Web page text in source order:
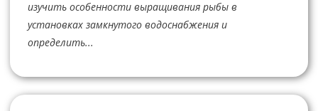
изучить особенности выращивания рыбы в
установках замкнутого водоснабжения и
определить...